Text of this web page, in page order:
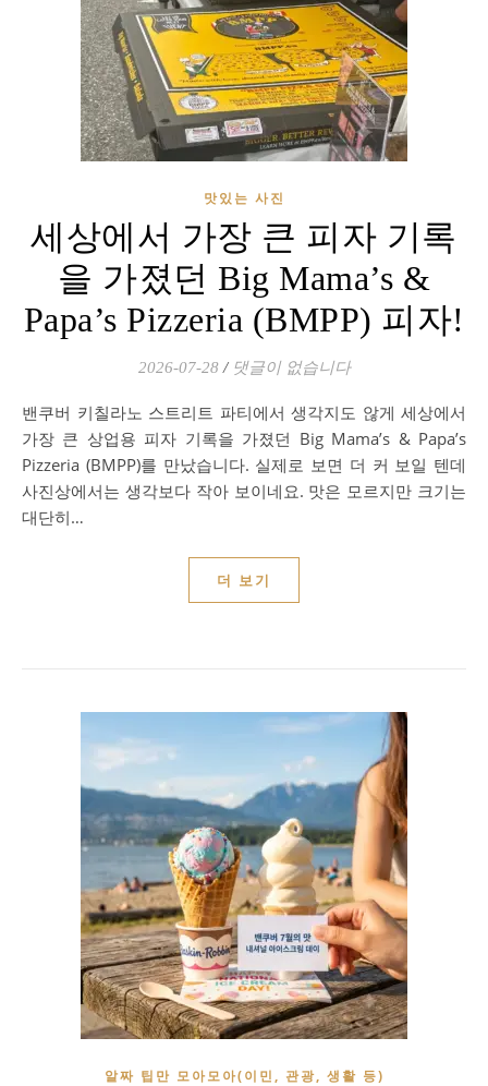
맛있는 사진
세상에서 가장 큰 피자 기록
을 가졌던 Big Mama’s &
Papa’s Pizzeria (BMPP) 피자!
2026-07-28 / 댓글이 없습니다
밴쿠버 키칠라노 스트리트 파티에서 생각지도 않게 세상에서
가장 큰 상업용 피자 기록을 가졌던 Big Mama’s & Papa’s
Pizzeria (BMPP)를 만났습니다. 실제로 보면 더 커 보일 텐데
사진상에서는 생각보다 작아 보이네요. 맛은 모르지만 크기는
대단히…
더 보기
알짜 팁만 모아모아(이민, 관광, 생활 등)